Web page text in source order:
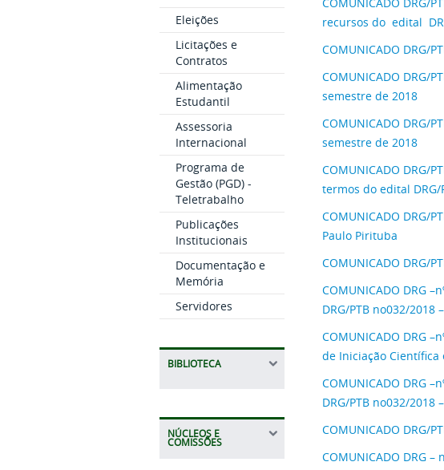
Eleições
Licitações e
Contratos
Alimentação
Estudantil
Assessoria
Internacional
Programa de
Gestão (PGD) -
Teletrabalho
Publicações
Institucionais
Documentação e
Memória
Servidores
BIBLIOTECA
NÚCLEOS E
COMISSÕES
recursos do edital
COMUNICADO DRG/
COMUNICADO DRG/
semestre de 2018
COMUNICADO DRG/
semestre de 2018
COMUNICADO
termos do edital DRG/
COMUNICADO DRG/
Paulo Pirituba
COMUNICADO DRG/
COMUNICADO DRG
DRG/PTB no032/
COMUNICADO DRG
de Iniciação Científica
COMUNICADO DRG
DRG/PTB no032/
COMUNICADO DRG/
COMUNICADO DRG